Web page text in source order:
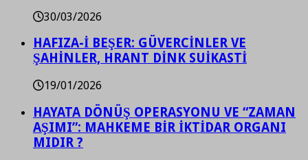
30/03/2026
HAFIZA-İ BEŞER: GÜVERCİNLER VE
ŞAHİNLER, HRANT DİNK SUİKASTİ
19/01/2026
HAYATA DÖNÜŞ OPERASYONU VE “ZAMAN
AŞIMI”: MAHKEME BİR İKTİDAR ORGANI
MIDIR ?